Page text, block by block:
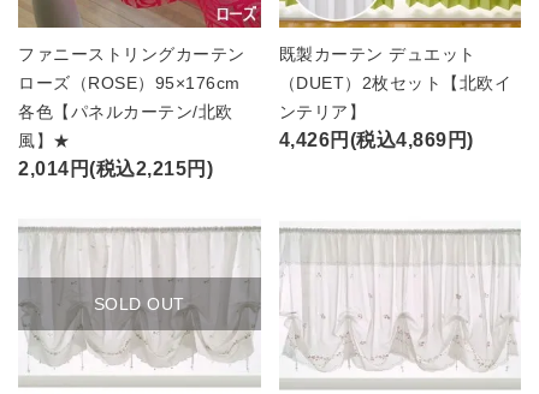
ファニーストリングカーテン
ローズ（ROSE）95×176cm
各色【パネルカーテン/北欧
風】★
2,014円(税込2,215円)
既製カーテン デュエット
（DUET）2枚セット【北欧イ
ンテリア】
4,426円(税込4,869円)
SOLD OUT